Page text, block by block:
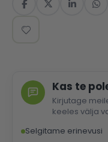
Kas te
Kirjutage
keeles välja
Selgitame erinevusi